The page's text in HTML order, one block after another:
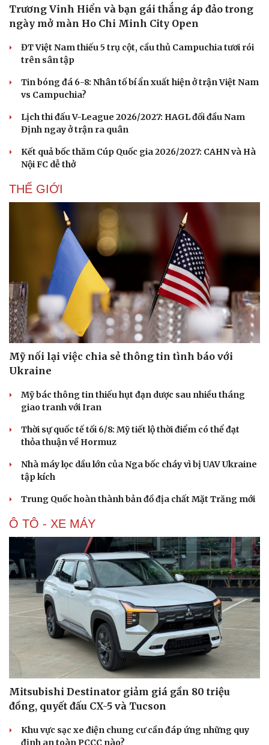
Du lịch
Tư vấn
check-in
Câu chuyện thời sự
Hạt giống tâm hồn
Trương Vinh Hiển và bạn gái thắng áp đảo trong
ngày mở màn Ho Chi Minh City Open
ĐT Việt Nam thiếu 5 trụ cột, cầu thủ Campuchia tươi rói
trên sân tập
Tin bóng đá 6-8: Nhân tố bí ẩn xuất hiện ở trận Việt Nam
vs Campuchia?
Lịch thi đấu V-League 2026/2027: HAGL đối đầu Nam
Định ngay ở trận ra quân
Kết quả bốc thăm Cúp Quốc gia 2026/2027: CAHN và Hà
Nội FC dễ thở
THẾ GIỚI
Mỹ nối lại việc chia sẻ thông tin tình báo với
Ukraine
Mỹ bác thông tin thiếu hụt đạn dược sau nhiều tháng
giao tranh với Iran
Thời sự quốc tế tối 6/8: Mỹ tiết lộ thời điểm có thể đạt
thỏa thuận về Hormuz
Nhà máy lọc dầu lớn của Nga bốc cháy vì bị UAV Ukraine
tập kích
Trung Quốc hoàn thành bản đồ địa chất Mặt Trăng mới
Ô TÔ - XE MÁY
Mitsubishi Destinator giảm giá gần 80 triệu
đồng, quyết đấu CX-5 và Tucson
Khu vực sạc xe điện chung cư cần đáp ứng những quy
định an toàn PCCC nào?